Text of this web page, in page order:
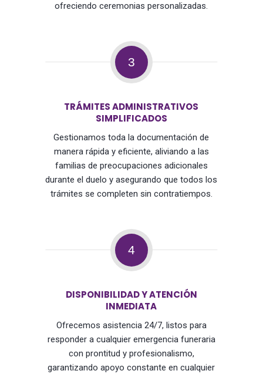
ofreciendo ceremonias personalizadas.
3
TRÁMITES ADMINISTRATIVOS
SIMPLIFICADOS
Gestionamos toda la documentación de
manera rápida y eficiente, aliviando a las
familias de preocupaciones adicionales
durante el duelo y asegurando que todos los
trámites se completen sin contratiempos.
4
DISPONIBILIDAD Y ATENCIÓN
INMEDIATA
Ofrecemos asistencia 24/7, listos para
responder a cualquier emergencia funeraria
con prontitud y profesionalismo,
garantizando apoyo constante en cualquier